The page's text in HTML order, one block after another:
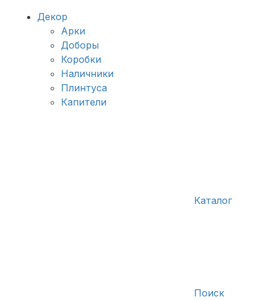
Декор
Арки
Доборы
Коробки
Наличники
Плинтуса
Капители
Каталог
Поиск